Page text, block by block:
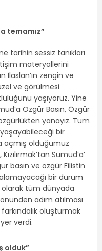
temamız”
tarihin sessiz tanıkları
materyallerini
zengin ve
ve görülmesi
yaşıyoruz. Yine
Özgür Basın, Özgür
yanayız. Tüm
bir
açmış olduğumuz
Sumud’a’
basın ve özgür Filistin
bir durum
olarak tüm dünyada
adım atılması
oluşturmak
verdi.
olduk”